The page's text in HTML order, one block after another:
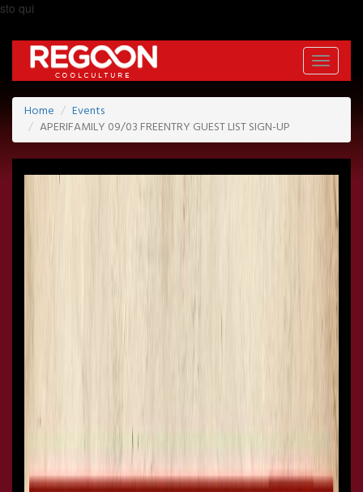
sto qui
Toggle
Home
Events
APERIFAMILY 09/03 FREENTRY GUEST LIST SIGN-UP